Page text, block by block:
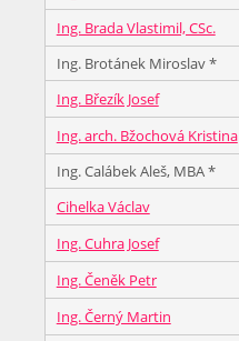
Ing. Brada Vlastimil, CSc.
Ing. Brotánek Miroslav *
Ing. Březík Josef
Ing. arch. Bžochová Kristina
Ing. Calábek Aleš, MBA *
Cihelka Václav
Ing. Cuhra Josef
Ing. Čeněk Petr
Ing. Černý Martin